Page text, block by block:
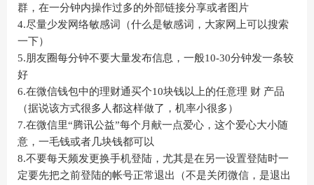
群，在一分钟内操作过多的外部链接分享或者图片
4.尽量少发网络敏感词（什么是敏感词，大家网上可以搜索
一下）
5.朋友圈每分钟不要大量发布信息，一般10-30分钟发一条较
好
6.在微信钱包中的理财通买个10块钱以上的任意理 财 产品
（据说该方式很多人都这样做了，机率小很多）
7.在微信里“腾讯公益”每个月献一点爱心，这个爱心大小随
意，一毛钱或者几块钱都可以
8.不要每天频发更换手机登陆，尤其是在另一设置登陆时一
定要先把之前登陆的帐号正常退出（不是关闭微信，是退出